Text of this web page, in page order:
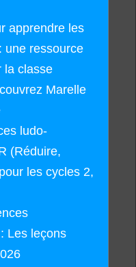
apprendre les
une ressource
la classe
Marelle
ludo-
(Réduire,
les cycles 2,
Les leçons